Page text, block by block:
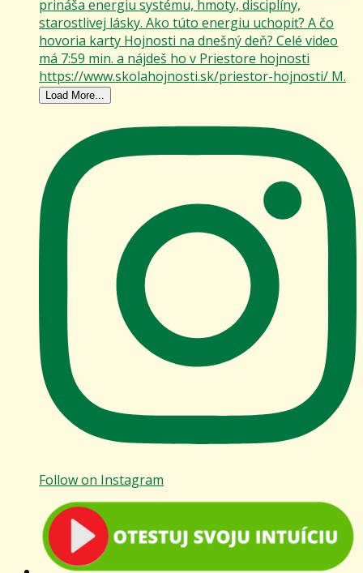
Load More...
Follow on Instagram